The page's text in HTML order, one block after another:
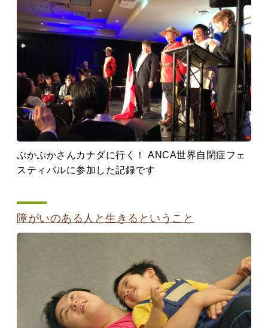
ぷかぷかさんカナダに行く！ ANCA世界自閉症フェ
スティバルに参加した記録です
障がいのある人と生きるということ